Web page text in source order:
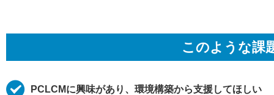
このような課
PCLCMに興味があり、環境構築から支援してほしい